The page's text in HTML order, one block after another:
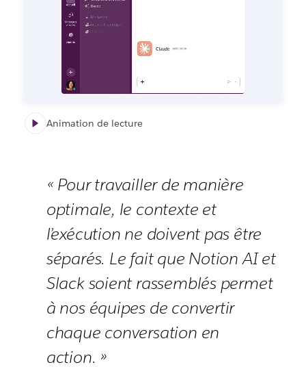
Animation de lecture
« Pour travailler de manière
optimale, le contexte et
l’exécution ne doivent pas être
séparés. Le fait que Notion AI et
Slack soient rassemblés permet
à nos équipes de convertir
chaque conversation en
action. »